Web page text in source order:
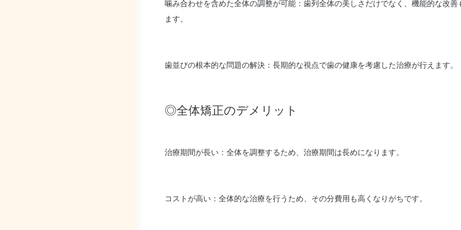
噛み合わせを含めた全体の調整が可能：歯列全体の美しさだけでなく、機能的な改善
ます。
歯並びの根本的な問題の解決：長期的な視点で歯の健康を考慮した治療が行えます。
◎全体矯正のデメリット
治療期間が長い：全体を調整するため、治療期間は長めになります。
コストが高い：全体的な治療を行うため、その分費用も高くなりがちです。